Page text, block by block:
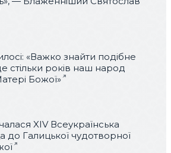
«Важко знайти подібне
стільки років наш народ
Божої»
XIV Всеукраїнська
до Галицької чудотворної